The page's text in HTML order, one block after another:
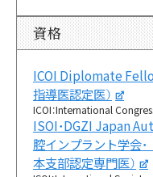
資格
ICOI Diplomate
指導医認定医）
ICOI：International
ISOI・DGZI Japan
腔インプラント学会
本支部認定専門医）